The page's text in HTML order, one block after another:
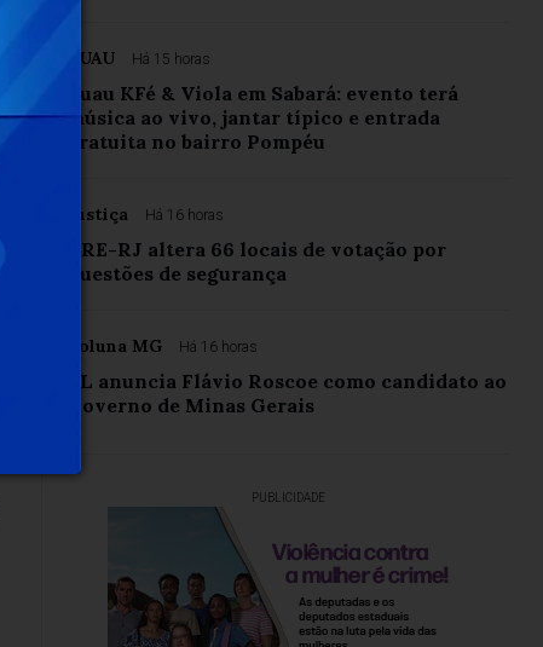
LUAU Há 15 horas
Luau KFé & Viola em Sabará: evento terá
música ao vivo, jantar típico e entrada
gratuita no bairro Pompéu
Justiça Há 16 horas
TRE-RJ altera 66 locais de votação por
questões de segurança
Coluna MG Há 16 horas
PL anuncia Flávio Roscoe como candidato ao
Governo de Minas Gerais
PUBLICIDADE